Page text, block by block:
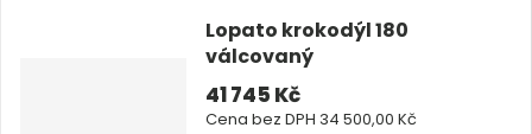
n
i
t
p
Lopato krokodýl 180
válcovaný
41 745 Kč
Cena bez DPH 34 500,00 Kč